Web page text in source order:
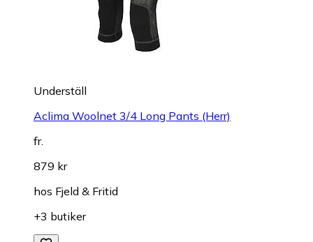
Underställ
Aclima Woolnet 3/4 Long Pants (Herr)
fr.
879 kr
hos Fjeld & Fritid
+3 butiker